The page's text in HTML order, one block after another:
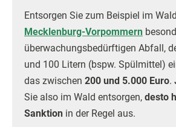
Entsorgen Sie zum Beispiel im
Mecklenburg-Vorpommern
überwachungsbedürftigen Abfall,
und 100 Litern (bspw. Spülmittel)
das zwischen 200 und 5.000 Euro.
Sie also im Wald entsorgen, desto
Sanktion in der Regel aus.